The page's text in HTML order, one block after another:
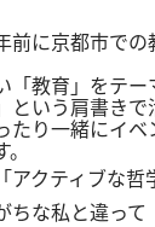
前に京都市で
「教育」をテ
という肩書き
たり一緒にイ
アクティブな
ちな私と違っ